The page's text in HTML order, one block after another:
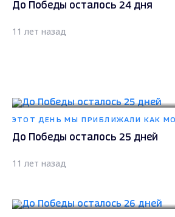
До Победы осталось 24 дня
11 лет назад
ЭТОТ ДЕНЬ МЫ ПРИБЛИЖАЛИ КАК
До Победы осталось 25 дней
11 лет назад